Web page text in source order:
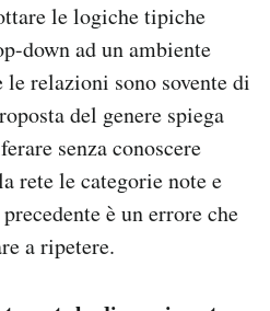
le logiche tipiche
down ad un ambiente
relazioni sono sovente di
del genere spiega
senza conoscere
rete le categorie note e
è un errore che
a ripetere.